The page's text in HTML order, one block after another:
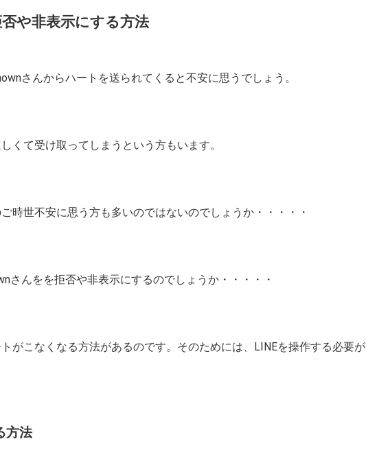
や非表示にする方法
さんからハートを送られてくると不安に思うでしょう。
くて受け取ってしまうという方もいます。
時世不安に思う方も多いのではないのでしょうか・・・・・
さんをを拒否や非表示にするのでしょうか・・・・・
がこなくなる方法があるのです。そのためには、LINEを操作する必要が
方法